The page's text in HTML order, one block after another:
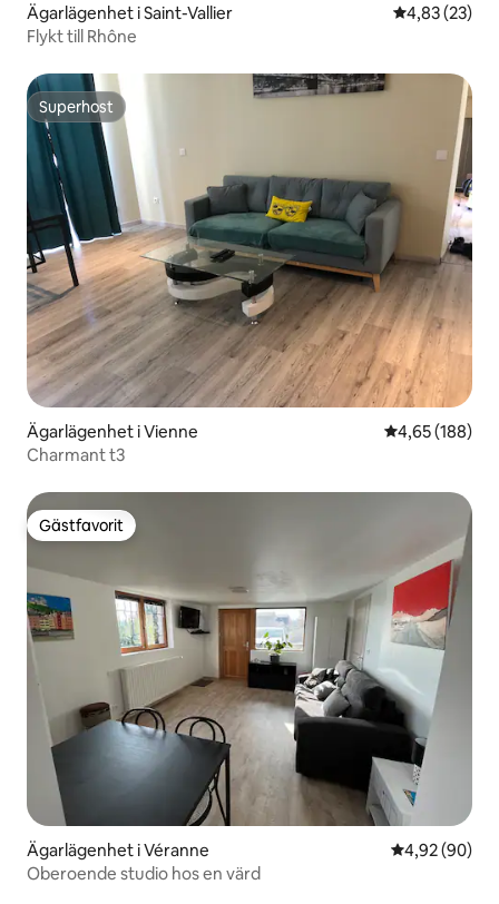
Ägarlägenhet i Saint-Vallier 4,83 av 5 i
4,83 (23)
Flykt till Rhône
Superhost
Superhost
Ägarlägenhet i Vienne 4,65 av 5 i
4,65 (188)
Charmant t3
Gästfavorit
Gästfavorit
Ägarlägenhet i Véranne 4,92 av 5 i
4,92 (90)
Oberoende studio hos en värd